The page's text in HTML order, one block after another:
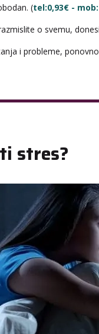
(tel:0,93€ -
o svemu,
i probleme,
stres?